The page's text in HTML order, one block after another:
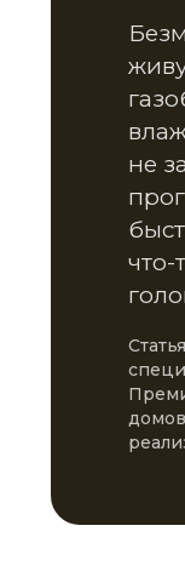
не
что-